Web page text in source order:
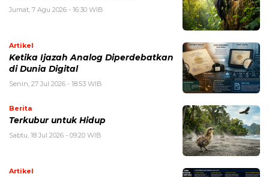
Jumat, 7 Agu 2026 - 16:30 WIB
Artikel
Ketika Ijazah Analog Diperdebatkan
di Dunia Digital
Senin, 27 Jul 2026 - 18:53 WIB
Berita
Terkubur untuk Hidup
Sabtu, 18 Jul 2026 - 09:20 WIB
Artikel